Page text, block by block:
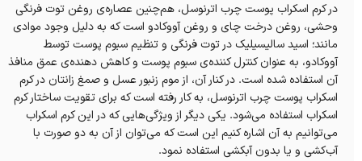
در کرم اسکراب پوست چرب اترنوسل، هم‌چنین عصاره‌ی روغن توت فرنگی
وحشی، روغن درخت چای و روغن آووکادو است که به دلیل وجود موادی
مانند؛ اسید سالیسیلیک در توت فرنگی و تنظیم سبوم پوست توسط
آووکادو، به عنوان کنترل کننده‌ی سبوم پوست و کاهش دهنده‌ی عمق منافذ
آن استفاده شده است. در کنار آن، از موم زنبور عسل و صمغ زانتان در کرم
اسکراب پوست چرب اترنوسل، به کار رفته است که برای تقویت ساختار کرم
اسکراب استفاده می‌شود. یکی دیگر از ویژگی‌هایی که در این کرم اسکراب
می‌توانیم به آن اشاره کنیم این است که می‌توان از آن به دو صورت با
آب‌کشی و یا بدون آبکشی استفاده نمود.